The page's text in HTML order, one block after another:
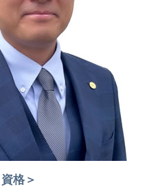
資格＞